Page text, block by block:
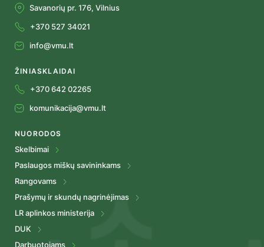
Savanorių pr. 176, Vilnius
+370 527 34021
info@vmu.lt
ŽINIASKLAIDAI
+370 642 02265
komunikacija@vmu.lt
NUORODOS
Skelbimai
Paslaugos miškų savininkams
Rangovams
Prašymų ir skundų nagrinėjimas
LR aplinkos ministerija
DUK
Darbuotojams